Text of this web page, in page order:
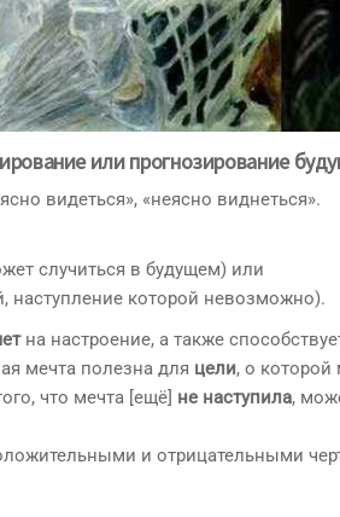
или прогнозирование
видеться», «неясно виднеться».
случиться в будущем) или
наступление которой невозможно).
на настроение, а также
мечта полезна для цели, о которой
что мечта [ещё] не наступила,
и отрицательными